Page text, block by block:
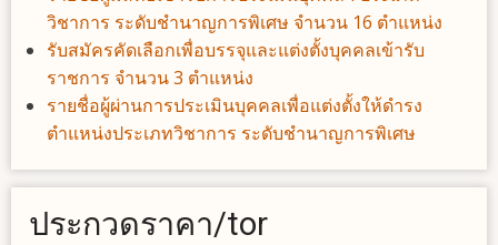
วิชาการ ระดับชำนาญการพิเศษ จำนวน 16 ตำแหน่ง
รับสมัครคัดเลือกเพื่อบรรจุและแต่งตั้งบุคคลเข้ารับ
ราชการ จำนวน 3 ตำแหน่ง
รายชื่อผู้ผ่านการประเมินบุคคลเพื่อแต่งตั้งให้ดำรง
ตำแหน่งประเภทวิชาการ ระดับชำนาญการพิเศษ
ประกวดราคา/tor